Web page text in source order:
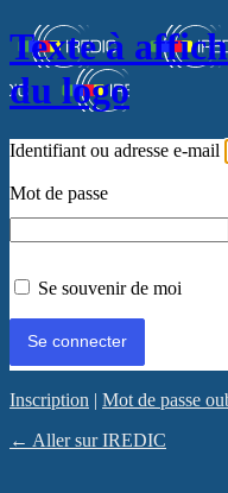
Texte à
du logo
Identifiant ou adresse e-mail
Mot de passe
Se souvenir de moi
Inscription | Mot de passe
← Aller sur IREDIC